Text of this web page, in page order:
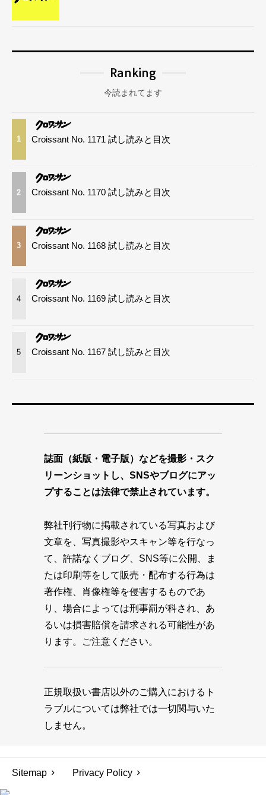
Ranking
今読まれてます
1 Croissant No. 1171 試し読みと目次
2 Croissant No. 1170 試し読みと目次
3 Croissant No. 1168 試し読みと目次
4 Croissant No. 1169 試し読みと目次
5 Croissant No. 1167 試し読みと目次
誌面（紙版・電子版）などを撮影・スク
リーンショットし、SNSやブログにアッ
プすることは法律で禁止されています。
弊社刊行物に掲載されている写真および
文章を、写真撮影やスキャン等を行なっ
て、許諾なくブログ、SNS等に公開、ま
たは印刷等をして販売・配布する行為は
著作権、肖像権等を侵害するものであ
り、場合によっては刑事罰が科され、あ
るいは損害賠償を請求される可能性があ
ります。ご注意ください。
正規取扱い書店以外のご購入におけるト
ラブルについては弊社では一切関与いた
しません。
Sitemap Privacy Policy